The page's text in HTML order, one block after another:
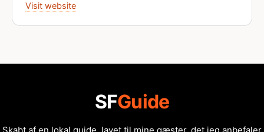
Visit website
SFGuide